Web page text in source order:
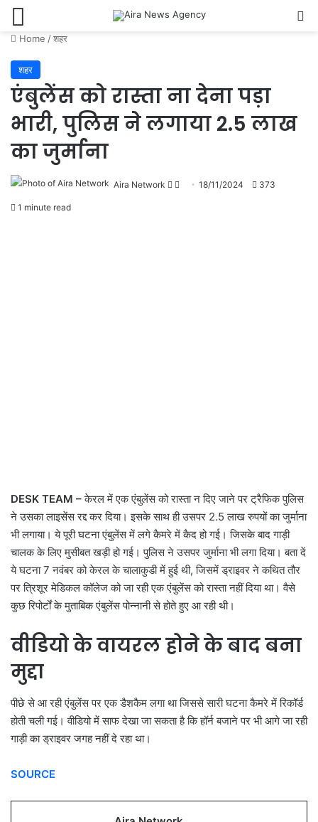
Home /शहर
शहर
एंबुलेंस को रास्ता ना देना पड़ा
भारी, पुलिस ने लगाया 2.5 लाख
का जुर्माना
Aira Network
Follow
Send18/11/2024 373
1 minute read
DESK TEAM –केरल में एक एंबुलेंस को रास्ता न दिए जाने पर ट्रैफिक पुलिस
ने उसका लाइसेंस रद्द कर दिया। इसके साथ ही उसपर 2.5 लाख रुपयों का जुर्माना
भी लगाया। ये पूरी घटना एंबुलेंस में लगे कैमरे में कैद हो गई। जिसके बाद गाड़ी
चालक के लिए मुसीबत खड़ी हो गई। पुलिस ने उसपर जुर्माना भी लगा दिया। बता दें
ये घटना 7 नवंबर को केरल के चालाकुडी में हुई थी, जिसमें ड्राइवर ने कथित तौर
पर त्रिशूर मेडिकल कॉलेज को जा रही एक एंबुलेंस को रास्ता नहीं दिया था। वैसे
कुछ रिपोर्टों के मुताबिक एंबुलेंस पोन्नानी से होते हुए आ रही थी।
वीडियो के वायरल होने के बाद बना
मुद्दा
पीछे से आ रही एंबुलेंस पर एक डैशकैम लगा था जिससे सारी घटना कैमरे में रिकॉर्ड
होती चली गई। वीडियो में साफ देखा जा सकता है कि हॉर्न बजाने पर भी आगे जा रही
गाड़ी का ड्राइवर जगह नहीं दे रहा था।
SOURCE